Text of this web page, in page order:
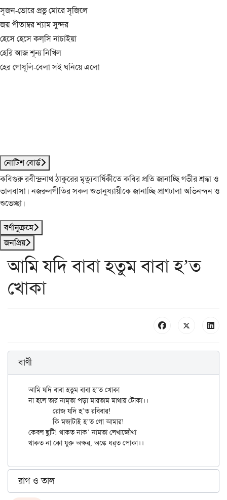
সৃজন-ভোরে প্রভু মোরে সৃজিলে
জয় পীতাম্বর শ্যাম সুন্দর
হেসে হেসে কল্‌সি নাচাইয়া
হেরি আজ শূন্য নিখিল
হের গোধূলি-বেলা সই ঘনিয়ে এলো
নোটিশ বোর্ড
কবিগুরু রবীন্দ্রনাথ ঠাকুরের মৃত্যুবার্ষিকীতে কবির প্রতি জানাচ্ছি গভীর শ্রদ্ধা ও
ভালবাসা। নজরুলগীতির সকল শুভানুধ্যায়ীকে জানাচ্ছি প্রাণঢালা অভিনন্দন ও
শুভেচ্ছা।
বর্ণানুক্রমে
জনপ্রিয়
আমি যদি বাবা হতুম বাবা হ’ত
খোকা
বাণী
আমি যদি বাবা হতুম বাবা হ’ত খোকা
না হলে তার নাম্‌তা পড়া মারতাম মাথায় টোকা।।
	কি মজাটাই হ’ত গো আমার!
কেবল ছুটি! থাকত নাক’ নামতা লেখাজোঁখা
রাগ ও তাল